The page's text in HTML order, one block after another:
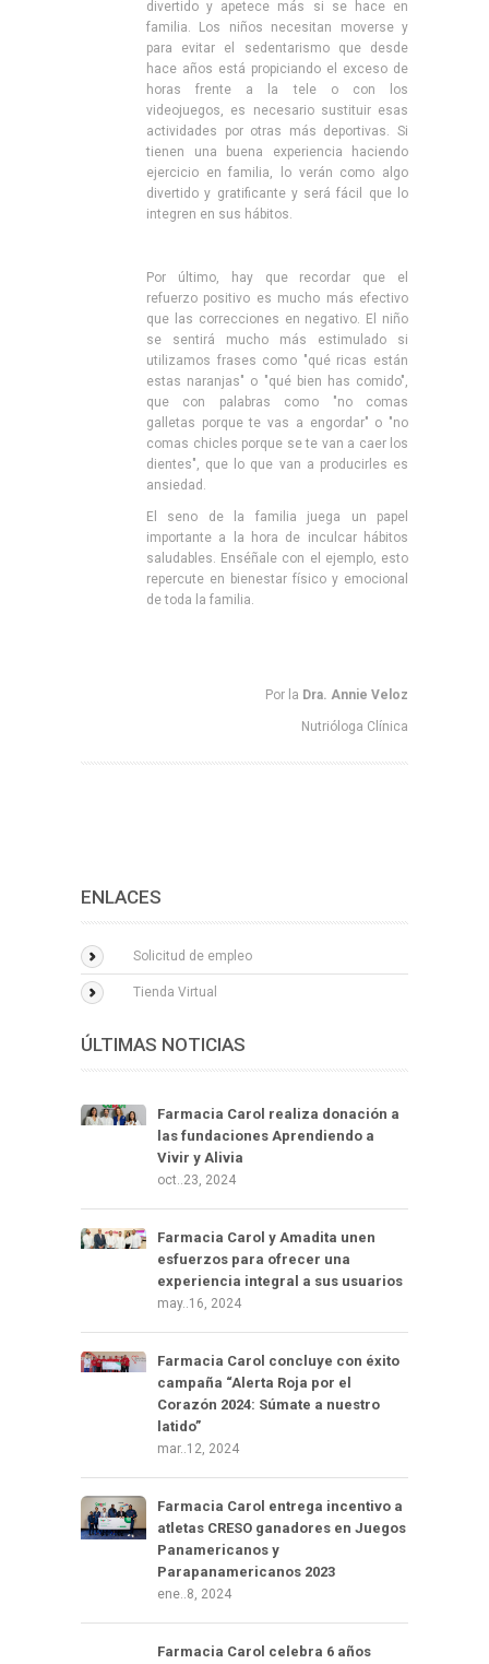
divertido y apetece más si se hace en
familia. Los niños necesitan moverse y
para evitar el sedentarismo que desde
hace años está propiciando el exceso de
horas frente a la tele o con los
videojuegos, es necesario sustituir esas
actividades por otras más deportivas. Si
tienen una buena experiencia haciendo
ejercicio en familia, lo verán como algo
divertido y gratificante y será fácil que lo
integren en sus hábitos.
Por último, hay que recordar que el
refuerzo positivo es mucho más efectivo
que las correcciones en negativo. El niño
se sentirá mucho más estimulado si
utilizamos frases como "qué ricas están
estas naranjas" o "qué bien has comido",
que con palabras como "no comas
galletas porque te vas a engordar" o "no
comas chicles porque se te van a caer los
dientes", que lo que van a producirles es
ansiedad.​
El seno de la familia juega un papel
importante a la hora de inculcar hábitos
saludables. Enséñale con el ejemplo, esto
repercute en bienestar físico y emocional
de toda la familia.
Por la Dra. Annie Veloz
Nutrióloga Clínica
ENLACES
Solicitud de empleo
Tienda Virtual
ÚLTIMAS NOTICIAS
Farmacia Carol realiza donación a
las fundaciones Aprendiendo a
Vivir y Alivia
oct..23, 2024
Farmacia Carol y Amadita unen
esfuerzos para ofrecer una
experiencia integral a sus usuarios
may..16, 2024
Farmacia Carol concluye con éxito
campaña “Alerta Roja por el
Corazón 2024: Súmate a nuestro
latido”
mar..12, 2024
Farmacia Carol entrega incentivo a
atletas CRESO ganadores en Juegos
Panamericanos y
Parapanamericanos 2023
ene..8, 2024
Farmacia Carol celebra 6 años